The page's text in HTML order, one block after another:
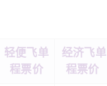
轻便飞单
程票价
经济飞单
程票价